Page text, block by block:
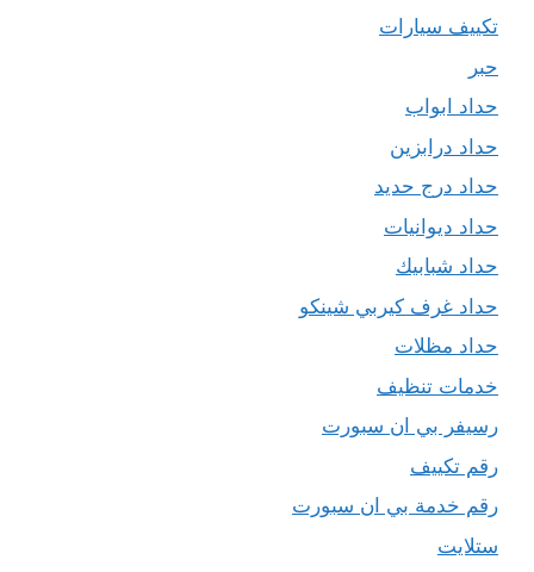
تكييف سيارات
حبر
حداد ابواب
حداد درابزين
حداد درج حديد
حداد ديوانيات
حداد شبابيك
حداد غرف كيربي شينكو
حداد مظلات
خدمات تنظيف
رسيفر بي ان سبورت
رقم تكييف
رقم خدمة بي ان سبورت
ستلايت